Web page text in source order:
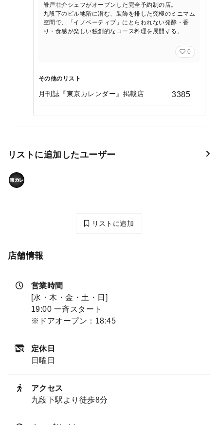
脊戸壮介シェフがオープンした完全予約制の店。
九段下のビル地階に潜む、装飾を排した究極のミニマム
空間で、「イノベーティブ」にとらわれない発酵・香
り・食感が楽しい独創的なコース料理を展開する。
0
その他のリスト
月刊誌『東京カレンダー』掲載店 3385
リストに追加したユーザー
リストに追加
店舗情報
営業時間
[水・木・金・土・日]
19:00 一斉スタート
※ドアオープン：18:45
定休日
日曜日
アクセス
九段下駅より徒歩8分